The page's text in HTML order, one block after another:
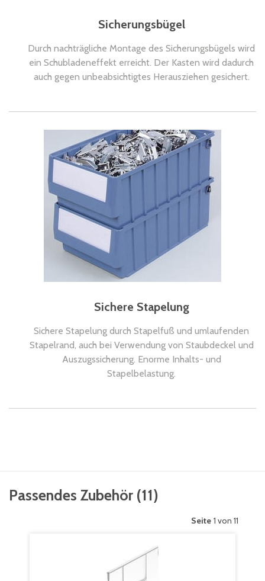
Sicherungsbügel
Durch nachträgliche Montage des Sicherungsbügels wird
ein Schubladeneffekt erreicht. Der Kasten wird dadurch
auch gegen unbeabsichtigtes Herausziehen gesichert.
Sichere Stapelung
Sichere Stapelung durch Stapelfuß und umlaufenden
Stapelrand, auch bei Verwendung von Staubdeckel und
Auszugssicherung. Enorme Inhalts- und
Stapelbelastung.
Passendes Zubehör (11)
Seite 1 von 11